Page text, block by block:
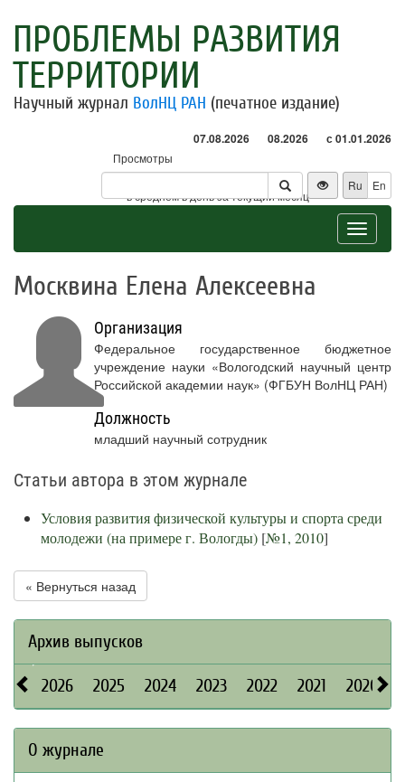
ПРОБЛЕМЫ РАЗВИТИЯ
ТЕРРИТОРИИ
Научный журнал ВолНЦ РАН (печатное издание)
07.08.2026 08.2026 с 01.01.2026
Просмотры
Посетители
* - в среднем в день за текущий месяц
Ru En
Toggle
Москвина Елена Алексеевна
Организация
Федеральное государственное бюджетное
учреждение науки «Вологодский научный центр
Российской академии наук» (ФГБУН ВолНЦ РАН)
Должность
младший научный сотрудник
Статьи автора в этом журнале
Условия развития физической культуры и спорта среди
молодежи (на примере г. Вологды) [№1, 2010]
« Вернуться назад
Архив выпусков
2026 2025 2024 2023 2022 2021 2020
О журнале